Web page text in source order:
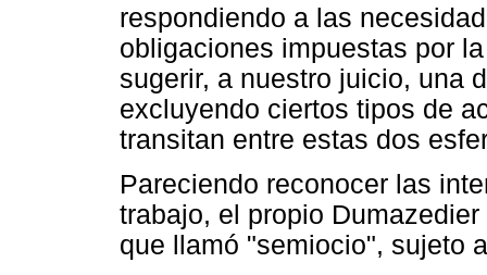
respondiendo a las
obligaciones impuestas por
sugerir, a nuestro juicio, una
excluyendo ciertos tipos de
transitan entre estas dos
Pareciendo reconocer las
trabajo, el propio
que llamó "semiocio", sujeto